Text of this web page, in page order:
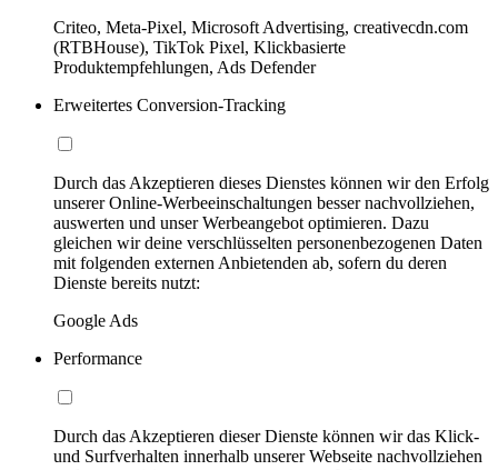
Criteo, Meta-Pixel, Microsoft Advertising, creativecdn.com
(RTBHouse), TikTok Pixel, Klickbasierte
Produktempfehlungen, Ads Defender
Erweitertes Conversion-Tracking
Durch das Akzeptieren dieses Dienstes können wir den Erfolg
unserer Online-Werbeeinschaltungen besser nachvollziehen,
auswerten und unser Werbeangebot optimieren. Dazu
gleichen wir deine verschlüsselten personenbezogenen Daten
mit folgenden externen Anbietenden ab, sofern du deren
Dienste bereits nutzt:
Google Ads
Performance
Durch das Akzeptieren dieser Dienste können wir das Klick-
und Surfverhalten innerhalb unserer Webseite nachvollziehen